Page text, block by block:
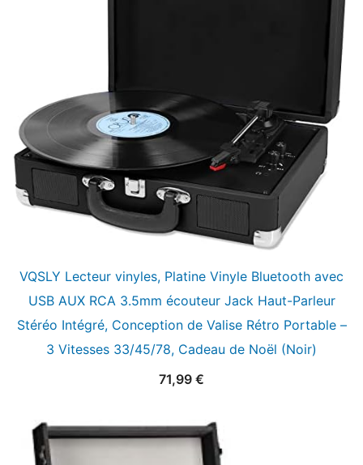
VQSLY Lecteur vinyles, Platine Vinyle Bluetooth avec
USB AUX RCA 3.5mm écouteur Jack Haut-Parleur
Stéréo Intégré, Conception de Valise Rétro Portable –
3 Vitesses 33/45/78, Cadeau de Noël (Noir)
71,99 €